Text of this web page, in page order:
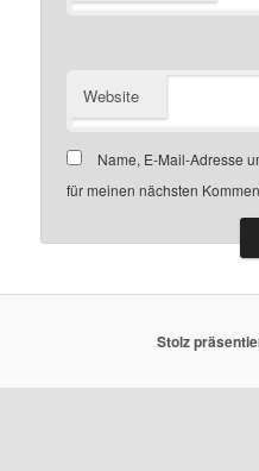
Website
Name, E-Mail-Adresse
für meinen nächsten
Stolz